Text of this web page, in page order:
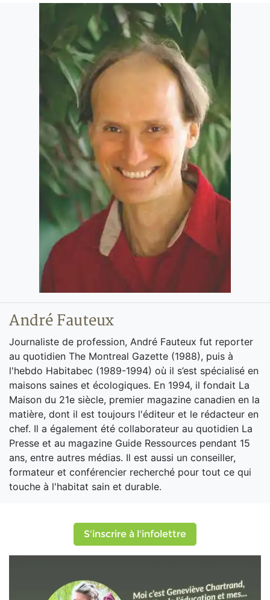
André Fauteux
Journaliste de profession, André Fauteux fut reporter
au quotidien The Montreal Gazette (1988), puis à
l'hebdo Habitabec (1989-1994) où il s’est spécialisé en
maisons saines et écologiques. En 1994, il fondait La
Maison du 21e siècle, premier magazine canadien en la
matière, dont il est toujours l'éditeur et le rédacteur en
chef. Il a également été collaborateur au quotidien La
Presse et au magazine Guide Ressources pendant 15
ans, entre autres médias. Il est aussi un conseiller,
formateur et conférencier recherché pour tout ce qui
touche à l'habitat sain et durable.
S'inscrire à l'infolettre